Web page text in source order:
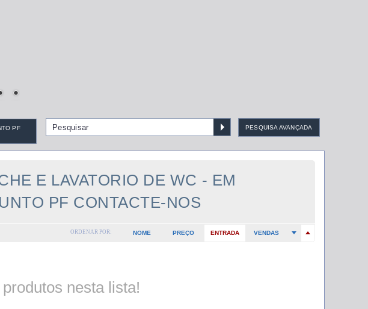
PF
PESQUISA AVANÇADA
E LAVATORIO DE WC - EM
PF CONTACTE-NOS
ORDENAR POR: NOME PREÇO ENTRADA VENDAS
nesta lista!